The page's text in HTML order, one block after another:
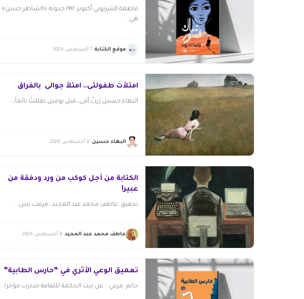
فاطمة الشرنوبي أكتوبر ١٩٩٢ ​حدوتة «الشاطر حسن»
هي...
موقع الكتابة 7 أغسطس 2026
امتلأتْ طفولتى.. امتلأ جوالى بالفراق
البهاء حسين زرتُ أمى، قبل يومين ظللتُ نائماً،...
البهاء حسين 6 أغسطس 2026
الكتابة من أجل كوكب من ورد ودفقة من
عبير!
تحقيق: عاطف محمد عبد المجيد ـ مرفت يس...
عاطف محمد عبد المجيد 6 أغسطس 2026
تعميق الوعي الأثري في “حارس الطابية”
حاتم مرعي عن بيت الحكمة للثقافة صدرت مؤخرا...